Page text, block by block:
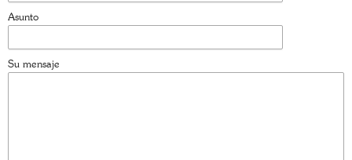
Asunto
Su mensaje